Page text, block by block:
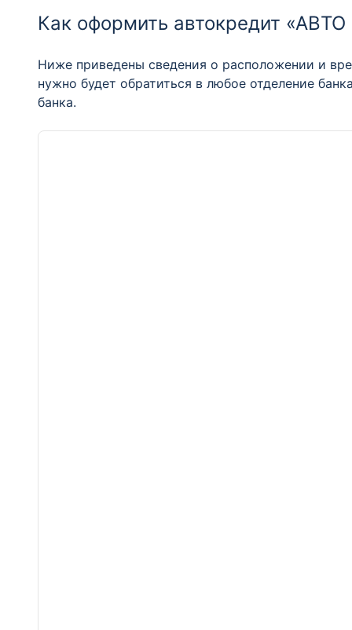
Как оформить автокредит «АВТО
Ниже приведены сведения о расположении и
нужно будет обратиться в любое отделение
банка.